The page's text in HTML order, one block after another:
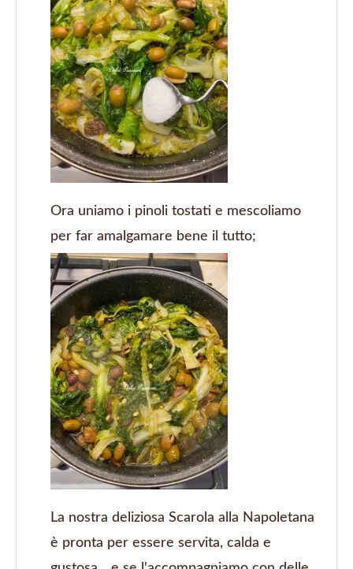
Ora uniamo i pinoli tostati e mescoliamo
per far amalgamare bene il tutto;
La nostra deliziosa Scarola alla Napoletana
è pronta per essere servita, calda e